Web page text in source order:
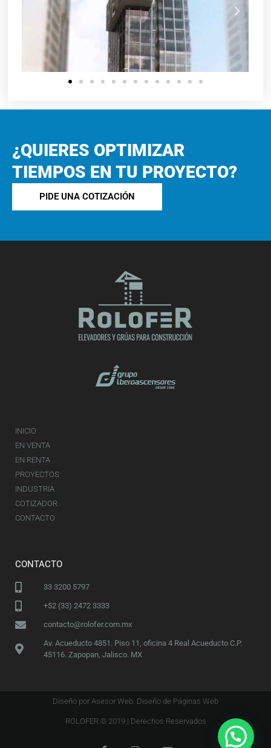
¿QUIERES OPTIMIZAR
TIEMPOS EN TU PROYECTO?
PIDE UNA COTIZACIÓN
INICIO
EN VENTA
EN RENTA
PROYECTOS
INDUSTRIA
COTIZADOR
CONTACTO
CONTACTO
33 3200 5797
+52 (33) 2472 3333
contacto@rolofer.com.mx
Av. Acueducto 4851. Piso 11, oficina 4 Real Acueducto C.P.
45116. Zapopan, Jalisco. MX
Diseño por Asesor Web: Diseño de Páginas Web
ROLOFER © 2019 | Derechos Reservados